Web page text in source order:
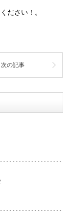
ださい！。
次の記事